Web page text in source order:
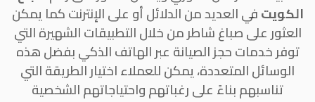
الكويتفي العديد من الدلائل أو على الإنترنت كما يمكن
العثور على صباغ شاطر من خلال التطبيقات الشهيرة التي
توفر خدمات حجز الصيانة عبر الهاتف الذكي بفضل هذه
الوسائل المتعددة، يمكن للعملاء اختيار الطريقة التي
تناسبهم بناءً على رغباتهم واحتياجاتهم الشخصية